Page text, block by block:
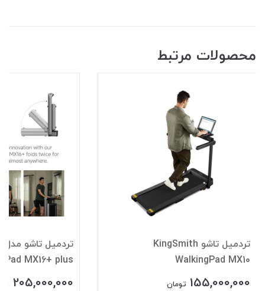
محصولات مرتبط
تردمیل تاشو KingSmith
WalkingPad MX10
155,000,000 تومان
MX16+ plus
205,000,000